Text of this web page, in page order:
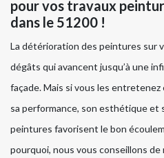
pour vos travaux
dans le 51200 !
La détérioration des peintures sur
dégâts qui avancent jusqu’à une
façade. Mais si vous les
sa performance, son esthétique et
peintures favorisent le bon
pourquoi, nous vous conseillons